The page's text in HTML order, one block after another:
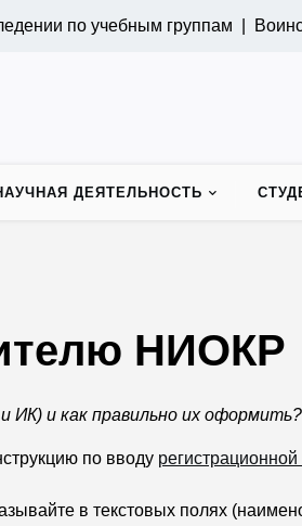
по учебным группам |
ДЕЯТЕЛЬНОСТЬ
НИОКР
ИК) и как правильно их оформить?
по вводу
в текстовых полях